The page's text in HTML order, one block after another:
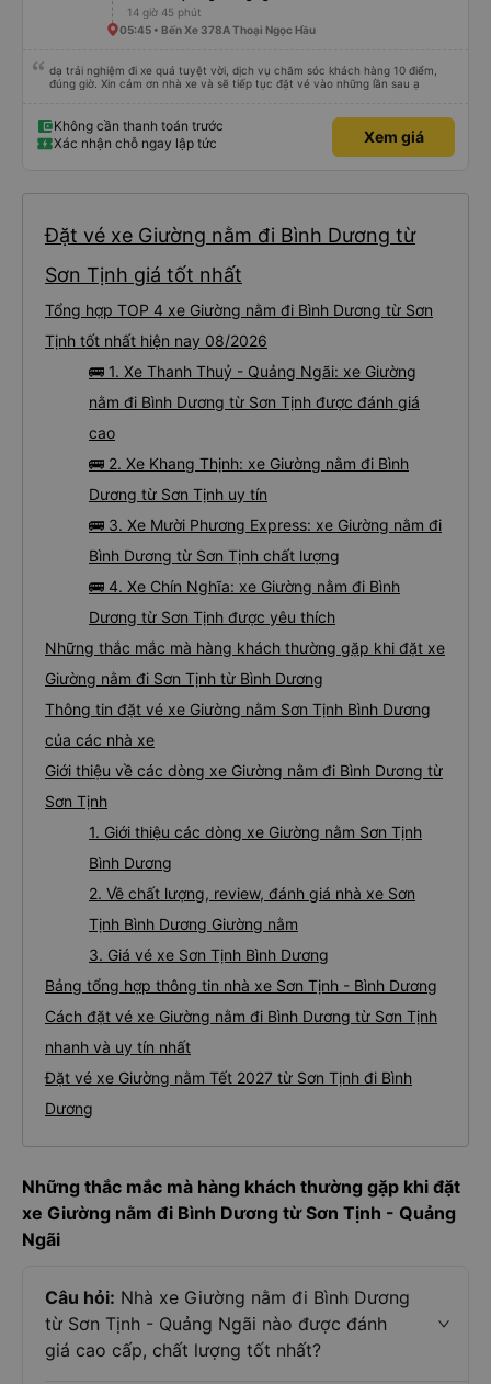
14 giờ 45 phút
05:45 • Bến Xe 378A Thoại Ngọc Hầu
dạ trải nghiệm đi xe quá tuyệt vời, dịch vụ chăm sóc khách hàng 10 điểm,
đúng giờ. Xin cảm ơn nhà xe và sẽ tiếp tục đặt vé vào những lần sau ạ
Không cần thanh toán trước
Xác nhận chỗ ngay lập tức
Xem giá
Đặt vé xe Giường nằm đi Bình Dương từ
Sơn Tịnh giá tốt nhất
Tổng hợp TOP 4 xe Giường nằm đi Bình Dương từ Sơn
Tịnh tốt nhất hiện nay 08/2026
🚌 1. Xe Thanh Thuỷ - Quảng Ngãi: xe Giường
nằm đi Bình Dương từ Sơn Tịnh được đánh giá
cao
🚌 2. Xe Khang Thịnh: xe Giường nằm đi Bình
Dương từ Sơn Tịnh uy tín
🚌 3. Xe Mười Phương Express: xe Giường nằm đi
Bình Dương từ Sơn Tịnh chất lượng
🚌 4. Xe Chín Nghĩa: xe Giường nằm đi Bình
Dương từ Sơn Tịnh được yêu thích
Những thắc mắc mà hàng khách thường gặp khi đặt xe
Giường nằm đi Sơn Tịnh từ Bình Dương
Thông tin đặt vé xe Giường nằm Sơn Tịnh Bình Dương
của các nhà xe
Giới thiệu về các dòng xe Giường nằm đi Bình Dương từ
Sơn Tịnh
1. Giới thiệu các dòng xe Giường nằm Sơn Tịnh
Bình Dương
2. Về chất lượng, review, đánh giá nhà xe Sơn
Tịnh Bình Dương Giường nằm
3. Giá vé xe Sơn Tịnh Bình Dương
Bảng tổng hợp thông tin nhà xe Sơn Tịnh - Bình Dương
Cách đặt vé xe Giường nằm đi Bình Dương từ Sơn Tịnh
nhanh và uy tín nhất
Đặt vé xe Giường nằm Tết 2027 từ Sơn Tịnh đi Bình
Dương
Những thắc mắc mà hàng khách thường gặp khi đặt
xe Giường nằm đi Bình Dương từ Sơn Tịnh - Quảng
Ngãi
Câu hỏi: Nhà xe Giường nằm đi Bình Dương
từ Sơn Tịnh - Quảng Ngãi nào được đánh
giá cao cấp, chất lượng tốt nhất?